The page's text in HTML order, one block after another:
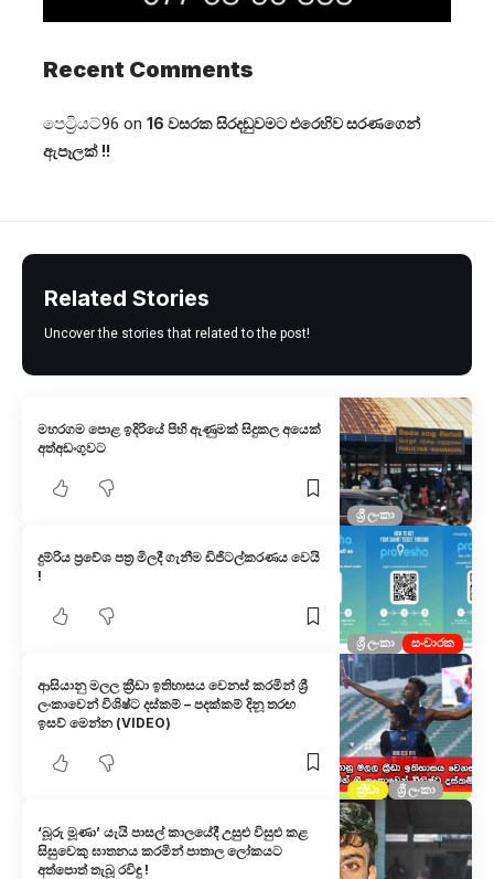
Recent Comments
පෙට්‍රියට්96 on 16 වසරක සිරදඬුවමට එරෙහිව සරණගෙන්
ඇපෑලක් !!
Related Stories
Uncover the stories that related to the post!
ශ්‍රී ලංකා
මහරගම පොළ ඉදිරියේ පිහි ඇණුමක් සිදුකල අයෙක්
අත්අඩංගුවට
ශ්‍රී ලංකා සංචාරක
දුම්රිය ප්‍රවේශ පත්‍ර මිලදී ගැනීම ඩිජිටල්කරණය වෙයි
!
ක්‍රීඩා ශ්‍රී ලංකා
ආසියානු මලල ක්‍රීඩා ඉතිහාසය වෙනස් කරමින් ශ්‍රී
ලංකාවෙන් විශිෂ්ට දස්කම් – පදක්කම් දිනූ තරඟ
ඉසව් මෙන්න (VIDEO)
‘බූරු මූණා’ යැයි පාසල් කාලයේදී උසුළු විසුළු කළ
සිසුවෙකු ඝාතනය කරමින් පාතාල ලෝකයට
අත්පොත් තැබූ රවිඳු !